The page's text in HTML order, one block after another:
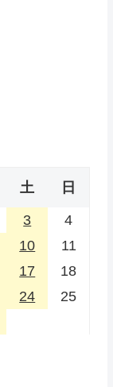
土 日
3
4
10
11
17
18
24
25